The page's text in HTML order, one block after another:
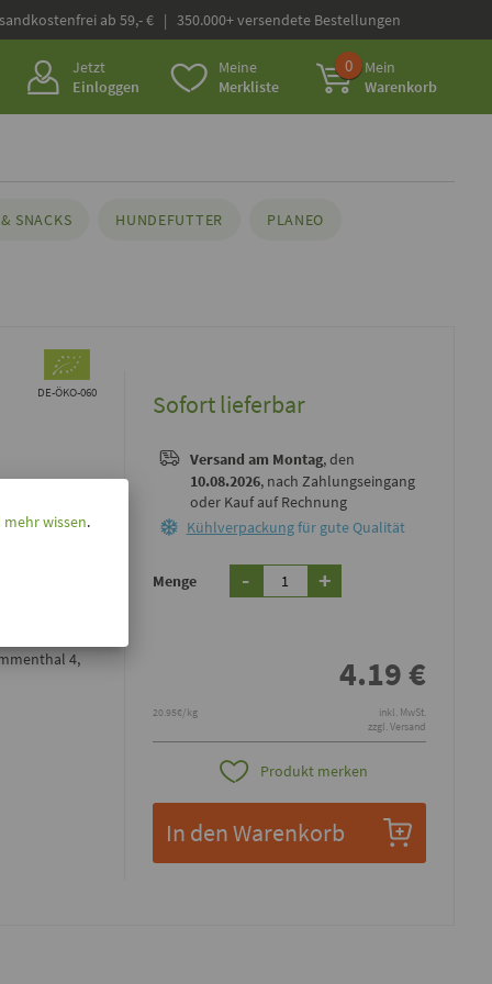
ab 59,- € | 350.000+ versendete Bestellungen
Jetzt
Einloggen
Meine
Merkliste
0
Mein
Warenkorb
SNACKS HUNDEFUTTER PLANEO
DE-ÖKO-060
gut
4,
Sofort lieferbar
Versand am Montag, den
10.08.2026, nach Zahlungseingang
oder Kauf auf Rechnung
Kühlverpackungfür gute Qualität
Menge - +
4.19€
20.95€/kg
inkl. MwSt.
zzgl. Versand
Produkt merken
In den Warenkorb
wissen.